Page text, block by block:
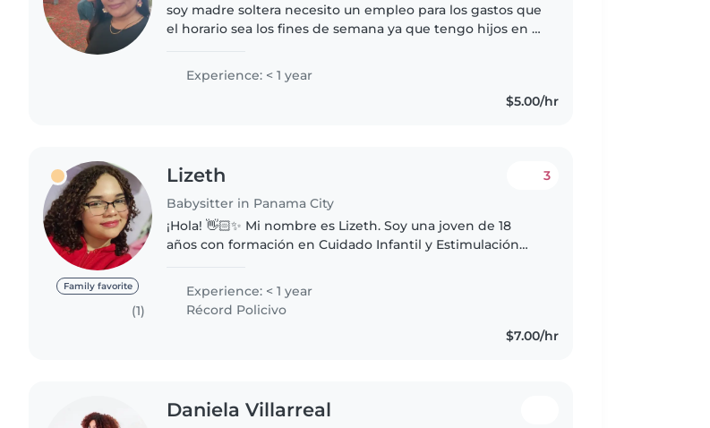
soy madre soltera necesito un empleo para los gastos que
el horario sea los fines de semana ya que tengo hijos en la
cómoda con las..
Experience: < 1 year
$5.00/hr
Family favorite
(1)
Lizeth
Babysitter in Panama City
3
¡Hola! 👋🏻✨ Mi nombre es Lizeth. Soy una joven de 18
años con formación en Cuidado Infantil y Estimulación
creativo y educativo..
Experience: < 1 year
Récord Policivo
$7.00/hr
Daniela Villarreal